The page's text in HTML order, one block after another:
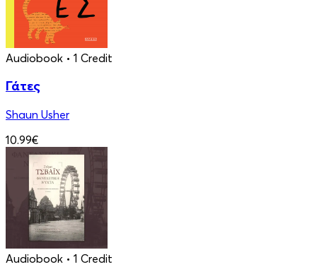
Audiobook • 1 Credit
Γάτες
Shaun Usher
10.99€
Audiobook • 1 Credit